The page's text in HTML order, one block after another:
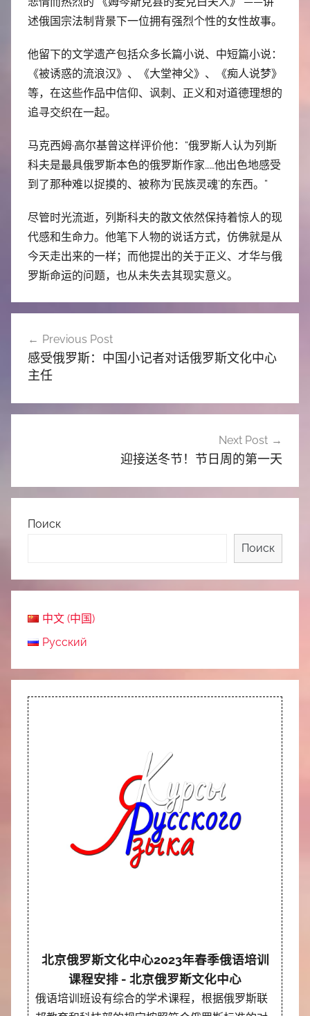
述俄国宗法制背景下一位拥有强烈个性的女性故事。
他留下的文学遗产包括众多长篇小说、中短篇小说：
《被诱惑的流浪汉》、《大堂神父》、《痴人说梦》
等，在这些作品中信仰、讽刺、正义和对道德理想的
追寻交织在一起。
马克西姆·高尔基曾这样评价他：“俄罗斯人认为列斯
科夫是最具俄罗斯本色的俄罗斯作家……他出色地感受
到了那种难以捉摸的、被称为’民族灵魂’的东西。”
尽管时光流逝，列斯科夫的散文依然保持着惊人的现
代感和生命力。他笔下人物的说话方式，仿佛就是从
今天走出来的一样；而他提出的关于正义、才华与俄
罗斯命运的问题，也从未失去其现实意义。
航
Previous Post
感受俄罗斯：中国小记者对话俄罗斯文化中心
主任
Next Post
迎接送冬节！节日周的第一天
Поиск
Поиск
中文 (中国)
Русский
北京俄罗斯文化中心2023年春季俄语培训
课程安排 - 北京俄罗斯文化中心
俄语培训班设有综合的学术课程，根据俄罗斯联